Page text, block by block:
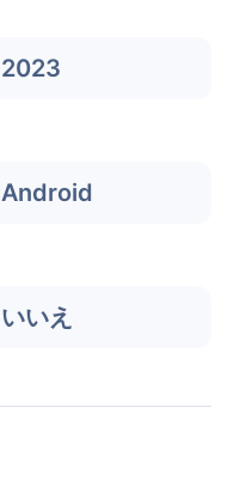
2023
Android
いいえ